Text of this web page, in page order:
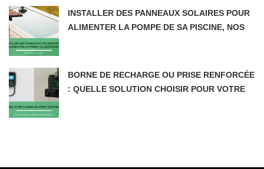
INSTALLER DES PANNEAUX SOLAIRES POUR
ALIMENTER LA POMPE DE SA PISCINE, NOS
BORNE DE RECHARGE OU PRISE RENFORCÉE
: QUELLE SOLUTION CHOISIR POUR VOTRE